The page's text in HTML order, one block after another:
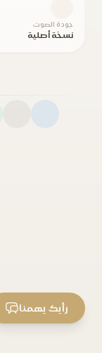
جودة الصوت
نسخة أصلية
رأيك يهمنا